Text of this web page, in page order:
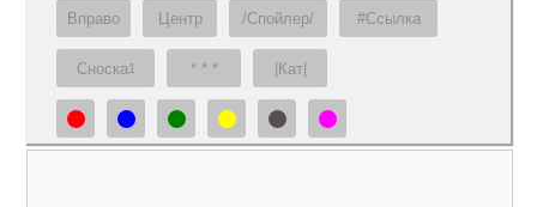
Вправо Центр /Спойлер/ #Ссылка
Сноска1 * * * |Кат|